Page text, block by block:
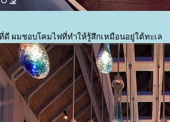
ดี ผมชอบโคมไฟที่ทำให้รู้สึกเหมือนอยู่ใต้ทะเล